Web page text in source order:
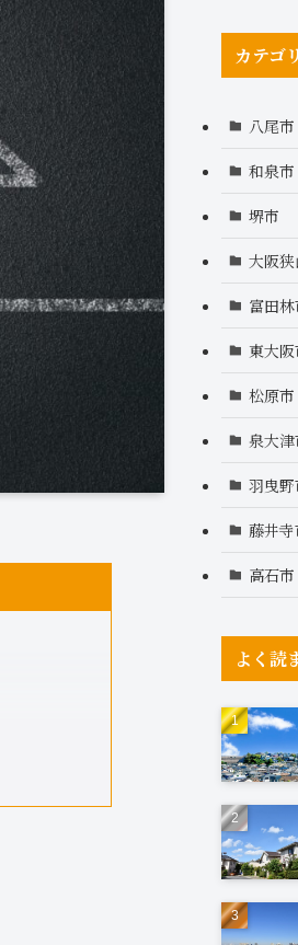
カテゴ
八尾市
和泉市
堺市
大阪
富田林
東大阪
松原市
泉大津
羽曳野
藤井寺
高石市
よく読